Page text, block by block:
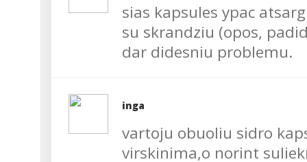
sias kapsules ypac
su skrandziu (opos,
dar didesniu problemu.
inga
vartoju obuoliu sidro
virskinima,o norint